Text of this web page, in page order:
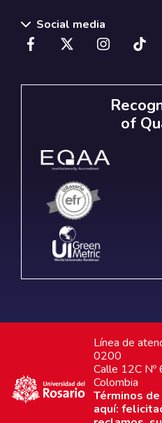
Social media
of
Línea de
0200
Calle 12C
Colombia
Términos
aquí: